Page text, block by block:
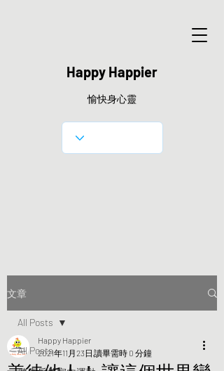
Happy Happier
愉快身心靈
文章
All Posts
All Posts
Happy Happier
2021年11月23日 讀畢需時 0 分鐘